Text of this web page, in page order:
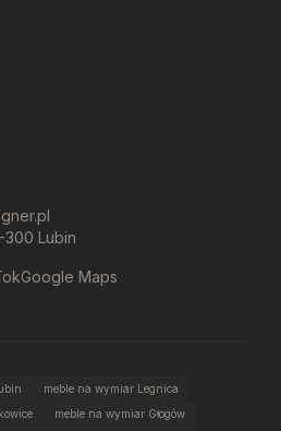
Lubin
Google Maps
meble na wymiar Legnica
meble na wymiar Głogów